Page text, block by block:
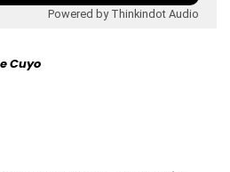
Powered by Thinkindot Audio
Cuyo